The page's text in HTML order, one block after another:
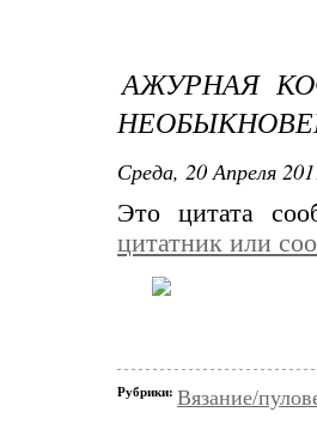
АЖУРНАЯ
Среда, 20 Апреля
Это цитата
цитатник или
Рубрики: Вязание/